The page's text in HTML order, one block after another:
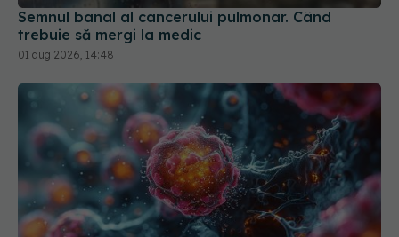
Tumora de câțiva milimetri care te poate ucide în
câteva ore. Avertismentul medicilor